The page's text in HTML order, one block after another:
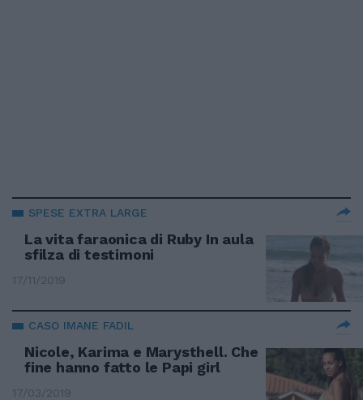
SPESE EXTRA LARGE
La vita faraonica di Ruby In aula
sfilza di testimoni
17/11/2019
CASO IMANE FADIL
Nicole, Karima e Marysthell. Che
fine hanno fatto le Papi girl
17/03/2019